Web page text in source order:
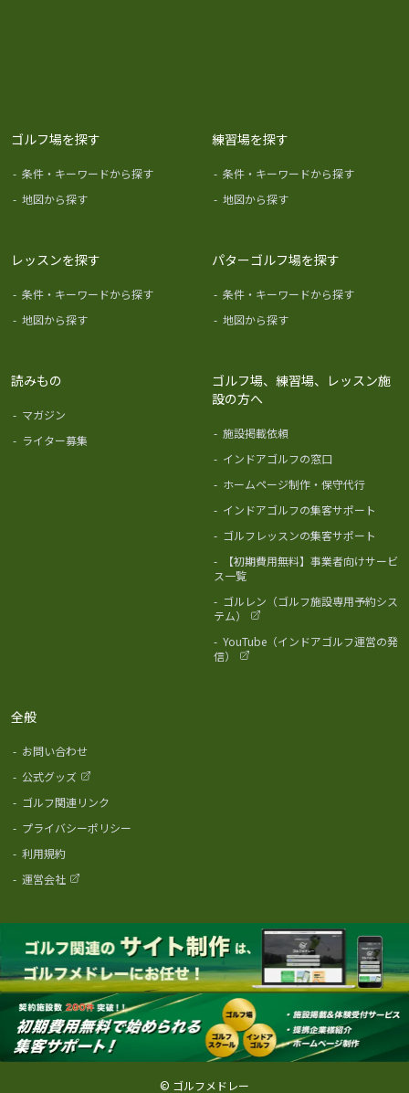
ゴルフ場を探す
- 条件・キーワードから探す
- 地図から探す
練習場を探す
- 条件・キーワードから探す
- 地図から探す
レッスンを探す
- 条件・キーワードから探す
- 地図から探す
パターゴルフ場を探す
- 条件・キーワードから探す
- 地図から探す
読みもの
- マガジン
- ライター募集
ゴルフ場、練習場、レッスン施
設の方へ
- 施設掲載依頼
- インドアゴルフの窓口
- ホームページ制作・保守代行
- インドアゴルフの集客サポート
- ゴルフレッスンの集客サポート
-
【初期費用無料】事業者向けサービ
ス一覧
- ゴルレン（ゴルフ施設専用予約シス
テム）
- YouTube（インドアゴルフ運営の発
信）
全般
- お問い合わせ
- 公式グッズ
- ゴルフ関連リンク
- プライバシーポリシー
- 利用規約
- 運営会社
© ゴルフメドレー